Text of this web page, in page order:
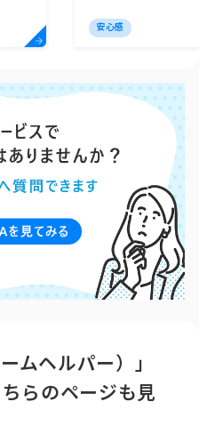
安心感
ムヘルパー）」
らのページも見